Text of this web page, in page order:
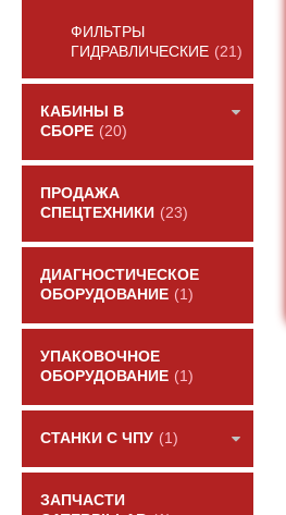
ФИЛЬТРЫ
ГИДРАВЛИЧЕСКИЕ (21)
КАБИНЫ В
СБОРЕ (20)
ПРОДАЖА
СПЕЦТЕХНИКИ (23)
ДИАГНОСТИЧЕСКОЕ
ОБОРУДОВАНИЕ (1)
УПАКОВОЧНОЕ
ОБОРУДОВАНИЕ (1)
СТАНКИ С ЧПУ (1)
ЗАПЧАСТИ